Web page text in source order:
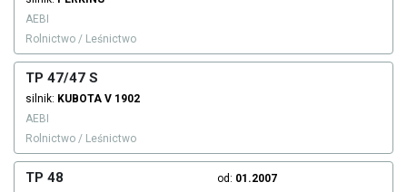
AEBI
Rolnictwo / Leśnictwo
TP 47/47 S
silnik: KUBOTA V 1902
AEBI
Rolnictwo / Leśnictwo
TP 48 od: 01.2007